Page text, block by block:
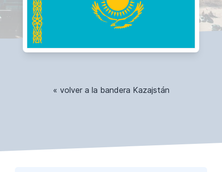
« volver a la bandera Kazajstán